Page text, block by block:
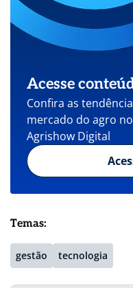
Acesse
Confira as
mercado do agro
Agrishow Digital
Temas:
gestão tecnologia